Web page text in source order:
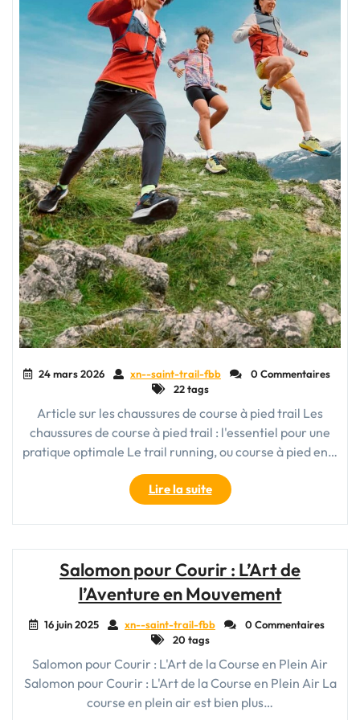
24 mars 2026 xn--saint-trail-fbb
0 Commentaires
22 tags
Article sur les chaussures de course à pied trail Les
chaussures de course à pied trail : l'essentiel pour une
pratique optimale Le trail running, ou course à pied en…
Lire la suite"Guide
d’achat
des
de
trail
pour
course
à
pied
Salomon pour Courir : L’Art de
l’Aventure en Mouvement
16 juin 2025 xn--saint-trail-fbb
0 Commentaires
20 tags
Salomon pour Courir : L'Art de la Course en Plein Air
Salomon pour Courir : L'Art de la Course en Plein Air La
course en plein air est bien plus…